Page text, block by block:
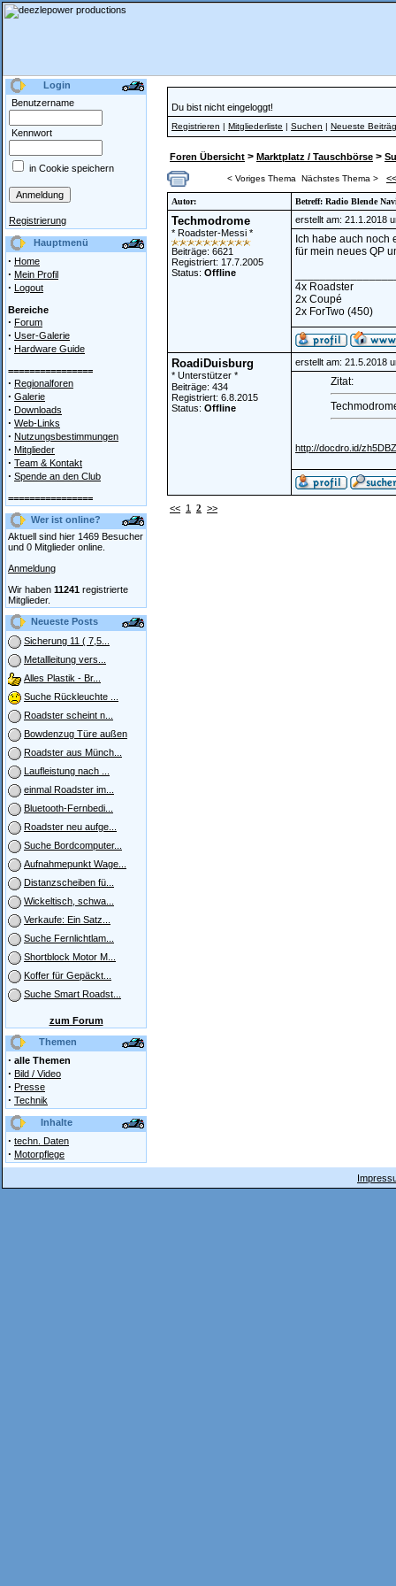
Login
Benutzername
Kennwort
in Cookie speichern
Registrierung
Hauptmenü
· Home
· Mein Profil
· Logout
Bereiche
· Forum
· User-Galerie
· Hardware Guide
================
· Regionalforen
· Galerie
· Downloads
· Web-Links
· Nutzungsbestimmungen
· Mitglieder
· Team & Kontakt
· Spende an den Club
================
Wer ist online?
Aktuell sind hier 1469 Besucher
und 0 Mitglieder online.
Anmeldung
Wir haben 11241 registrierte
Mitglieder.
Neueste Posts
Sicherung 11 ( 7,5...
Metallleitung vers...
Alles Plastik - Br...
Suche Rückleuchte ...
Roadster scheint n...
Bowdenzug Türe außen
Roadster aus Münch...
Laufleistung nach ...
einmal Roadster im...
Bluetooth-Fernbedi...
Roadster neu aufge...
Suche Bordcomputer...
Aufnahmepunkt Wage...
Distanzscheiben fü...
Wickeltisch, schwa...
Verkaufe: Ein Satz...
Suche Fernlichtlam...
Shortblock Motor M...
Koffer für Gepäckt...
Suche Smart Roadst...
zum Forum
Themen
· alle Themen
· Bild / Video
· Presse
· Technik
Inhalte
· techn. Daten
· Motorpflege
Du bist nicht eingeloggt!
Registrieren | Mitgliederliste | Suchen | Neueste
Foren Übersicht > Marktplatz / Tauschbörse >
< Voriges Thema Nächstes Thema > <<
Autor: Betreff: Radio Blende
Techmodrome
* Roadster-Messi *
Beiträge: 6621
Registriert: 17.7.2005
Status: Offline
erstellt am: 21.1.2018
Ich habe auch noch
für mein neues QP
4x Roadster
2x Coupé
2x ForTwo (450)
RoadiDuisburg
* Unterstützer *
Beiträge: 434
Registriert: 6.8.2015
Status: Offline
erstellt am: 21.5.2018
Zitat:
http://docdro.id/
<< 1 2 >>